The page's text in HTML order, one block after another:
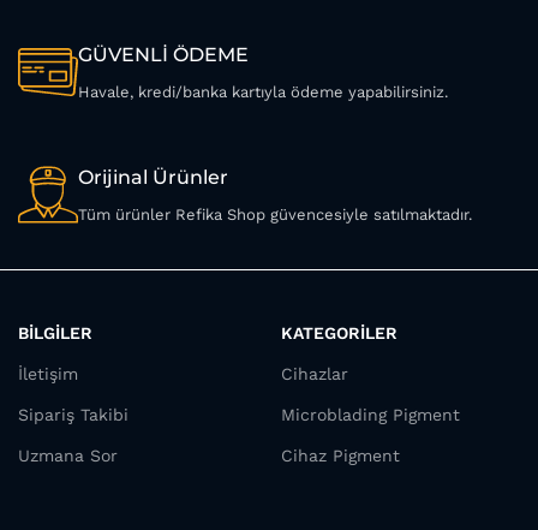
GÜVENLİ ÖDEME
Havale, kredi/banka kartıyla ödeme yapabilirsiniz.
Orijinal Ürünler
Tüm ürünler Refika Shop güvencesiyle satılmaktadır.
BİLGİLER
İletişim
Sipariş Takibi
Uzmana Sor
KATEGORİLER
Cihazlar
Microblading Pigment
Cihaz Pigment